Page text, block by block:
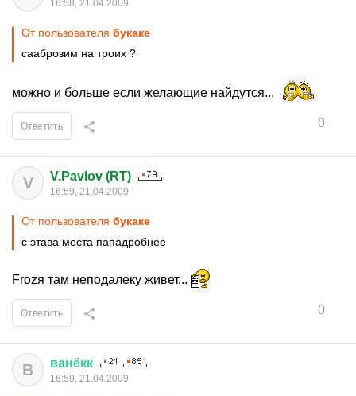
16:58, 21.04.2009
От пользователя букаке
сааброзим на троих ?
можно и больше если желающие найдутся...
0
Ответить
V V.Pavlov (RT)
16:59, 21.04.2009
От пользователя букаке
с этава места пападробнее
Frozя там неподалеку живет...
0
Ответить
В ванёкк
16:59, 21.04.2009